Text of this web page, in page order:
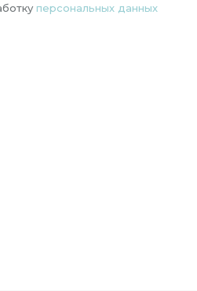
персональных данных